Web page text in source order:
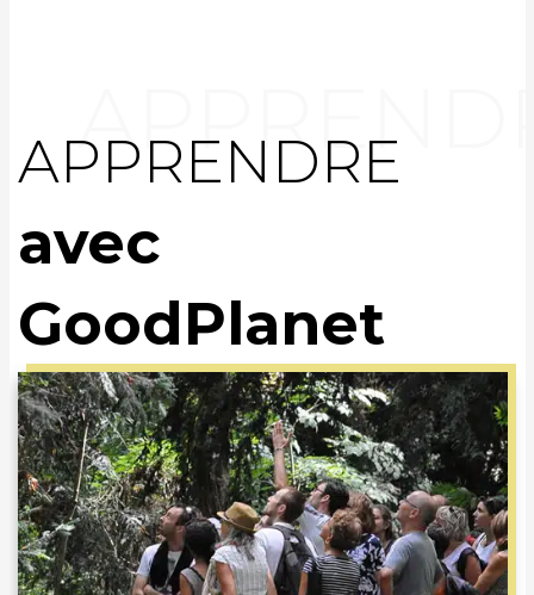
APPRENDRE
avec
GoodPlanet